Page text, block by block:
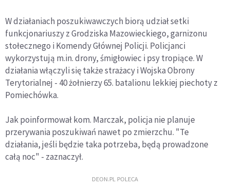
W działaniach poszukiwawczych biorą udział setki
funkcjonariuszy z Grodziska Mazowieckiego, garnizonu
stołecznego i Komendy Głównej Policji. Policjanci
wykorzystują m.in. drony, śmigłowiec i psy tropiące. W
działania włączyli się także strażacy i Wojska Obrony
Terytorialnej - 40 żołnierzy 65. batalionu lekkiej piechoty z
Pomiechówka.
Jak poinformował kom. Marczak, policja nie planuje
przerywania poszukiwań nawet po zmierzchu. "Te
działania, jeśli będzie taka potrzeba, będą prowadzone
całą noc" - zaznaczył.
DEON.PL POLECA